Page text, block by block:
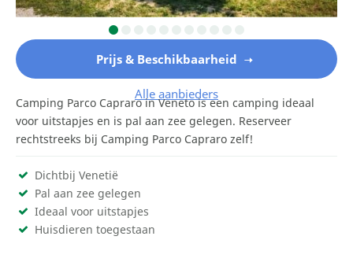
Prijs & Beschikbaarheid
Alle aanbieders
Camping Parco Capraro in Veneto is een camping ideaal
voor uitstapjes en is pal aan zee gelegen. Reserveer
rechtstreeks bij Camping Parco Capraro zelf!
Dichtbij Venetië
Pal aan zee gelegen
Ideaal voor uitstapjes
Huisdieren toegestaan